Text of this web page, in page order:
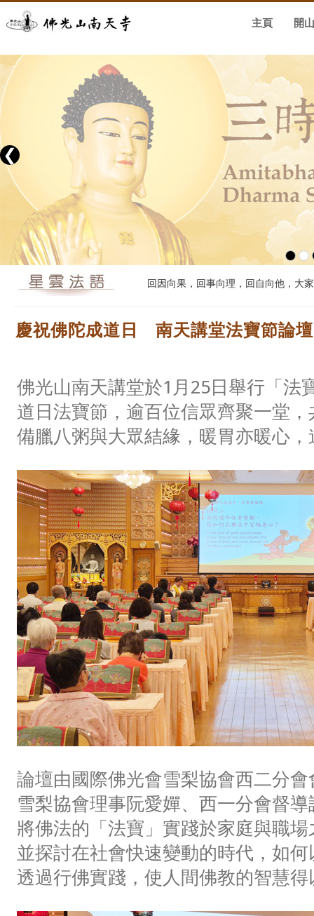
主頁 開
❮
回因向果，回事向理，回自向他，大
慶祝佛陀成道日 南天講堂法寶節論
佛光山南天講堂於1月25日舉行「法
道日法寶節，逾百位信眾齊聚一堂
備臘八粥與大眾結緣，暖胃亦暖心
論壇由國際佛光會雪梨協會西二分
雪梨協會理事阮愛嬋、西一分會督
將佛法的「法寶」實踐於家庭與職
並探討在社會快速變動的時代，如
透過行佛實踐，使人間佛教的智慧